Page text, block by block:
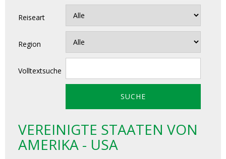
Reiseart
Region
Volltextsuche
VEREINIGTE STAATEN VON
AMERIKA - USA